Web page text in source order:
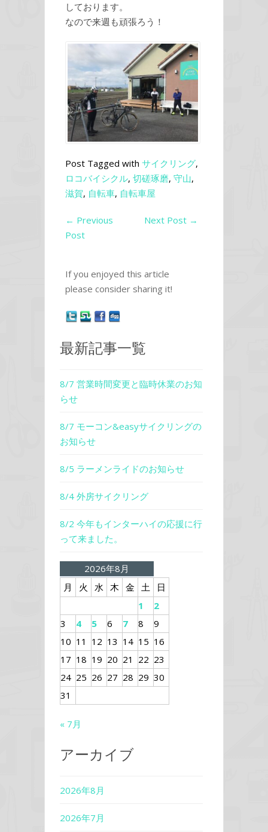
しております。
なので来週も頑張ろう！
Post Tagged with サイクリング,
ロコバイシクル, 切磋琢磨, 守山,
滋賀, 自転車, 自転車屋
← Previous
Post
Next Post →
If you enjoyed this article
please consider sharing it!
最新記事一覧
8/7 営業時間変更と臨時休業のお知
らせ
8/7 モーコン&easyサイクリングの
お知らせ
8/5 ラーメンライドのお知らせ
8/4 外房サイクリング
8/2 今年もインターハイの応援に行
って来ました。
2026年8月
月
火 水 木 金 土
日
1
2
3
4 5 6 7 8
9
10 11 12 13 14 15 16
17 18 19 20 21 22 23
24 25 26 27 28 29 30
31
« 7月
アーカイブ
2026年8月
2026年7月